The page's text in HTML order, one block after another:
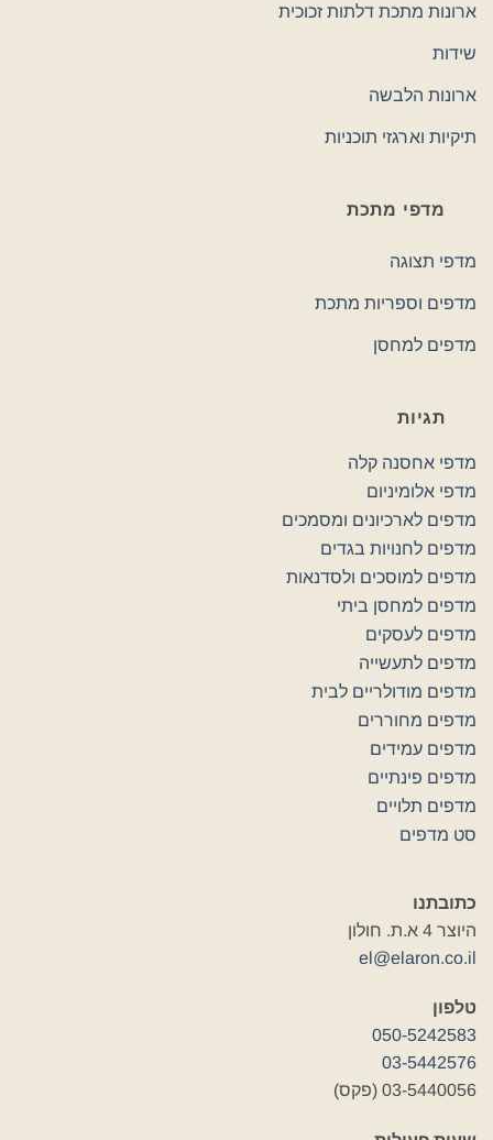
ארונות מתכת דלתות זכוכית
שידות
ארונות הלבשה
תיקיות וארגזי תוכניות
מדפי מתכת
מדפי תצוגה
מדפים וספריות מתכת
מדפים למחסן
תגיות
מדפי אחסנה קלה
מדפי אלומיניום
מדפים לארכיונים ומסמכים
מדפים לחנויות בגדים
מדפים למוסכים ולסדנאות
מדפים למחסן ביתי
מדפים לעסקים
מדפים לתעשייה
מדפים מודולריים לבית
מדפים מחוררים
מדפים עמידים
מדפים פינתיים
מדפים תלויים
סט מדפים
כתובתנו
היוצר 4 א.ת. חולון
el@elaron.co.il
טלפון
050-5242583
03-5442576
03-5440056 (פקס)